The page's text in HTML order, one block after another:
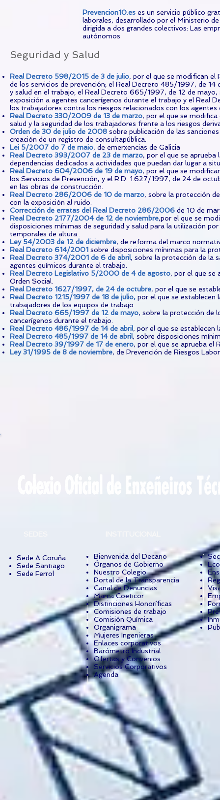
Prevencion10.es es un servicio público
laborales, desarrollado por el Ministerio
dirigida a dos grandes colectivos: Las
autónomos
​Seguridad y Salud
Real Decreto 598/2015 de 3 de julio, por el que se modifican el
de los servicios de prevención; el Real Decreto 485/1997, de 14
y salud en el trabajo; el Real Decreto 665/1997, de 12 de
exposición a agentes cancerígenos durante el trabajo y el Real
los trabajadores contra los riesgos relacionados con los
Real Decreto 330/2009 de 13 de marzo, por el que se
salud y la seguridad de los trabajadores frente a los riesgos
Orden de 30 de julio de 2008 sobre publicación de las
creación de un registro de consultapública.
Lei 5/2007 do 7 de maio, de emerxencias de Galicia
Real Decreto 393/2007 de 23 de marzo, por el que se
dependencias dedicados a actividades que puedan dar lugar a
Real Decreto 604/2006 de 19 de mayo, por el que se
los Servicios de Prevención, y el R.D. 1.627/1997, de 24 de
en las obras de construcción.
Real Decreto 286/2006 de 10 de marzo, sobre la protección
con la exposición al ruido.
Corrección de erratas del Real Decreto 286/2006 de 10 de
Real Decreto 2177/2004 de 12 de noviembre,por el que se
disposiciones mínimas de seguridad y salud para la utilización
temporales de altura..
Ley 54/2003 de 12 de diciembre, de reforma del marco
Real Decreto 614/2001 sobre disposiciones mínimas para la
Real Decreto 374/2001 de 6 de abril, sobre la protección de la
agentes químicos durante el trabajo.
Real Decreto Legislativo 5/2000 de 4 de agosto, por el que se
Orden Social.
Real Decreto 1627/1997, de 24 de octubre, por el que se
Real Decreto 1215/1997 de 18 de julio, por el que se establecen
trabajadores de los equipos de trabajo
Real Decreto 665/1997 de 12 de mayo, sobre la protección de
cancerígenos durante el trabajo.
Real Decreto 486/1997 de 14 de abril, por el que se establecen
Real Decreto 485/1997 de 14 de abril, sobre disposiciones
Real Decreto 39/1997 de 17 de enero, por el que se aprueba el
Ley 31/1995 de 8 de noviembre, de Prevención de Riesgos
Sede A Coruña
Sede Santiago
Sede Ferrol
Bienvenida del Decano
Órganos de Gobierno
Nuestro Colegio
Portal de la Transparencia
Canal de Denuncias
Marca Coeticor
Distinciones Honoríficas
Comisiones de trabajo
Comisión Química
Organigrama
Mujeres Ingenieras
Enlaces corporativos
Barómetro Industrial
Ofertas y Convenios
Servicios Corporativos
Agenda